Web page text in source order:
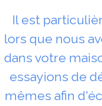
Il est
lors que nous
dans votre
essayions de
mêmes afin